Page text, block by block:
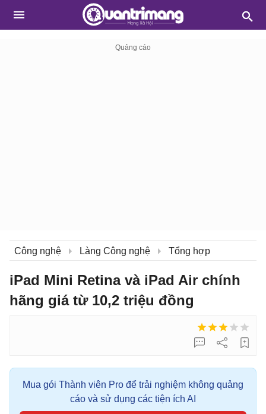
Công nghệ Làng Công nghệ Tổng hợp
iPad Mini Retina và iPad Air chính
hãng giá từ 10,2 triệu đồng
Mua gói Thành viên Pro để trải nghiệm không quảng
cáo và sử dụng các tiện ích AI